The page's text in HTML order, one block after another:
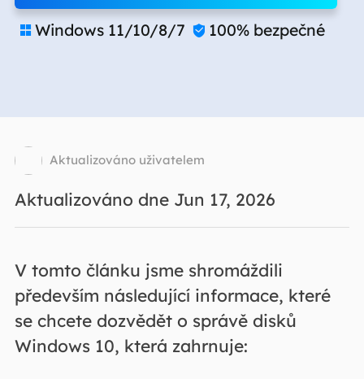
 Windows 11/10/8/7  100% bezpečné
Aktualizováno uživatelem
Aktualizováno dne Jun 17, 2026
V tomto článku jsme shromáždili
především následující informace, které
se chcete dozvědět o správě disků
Windows 10, která zahrnuje: